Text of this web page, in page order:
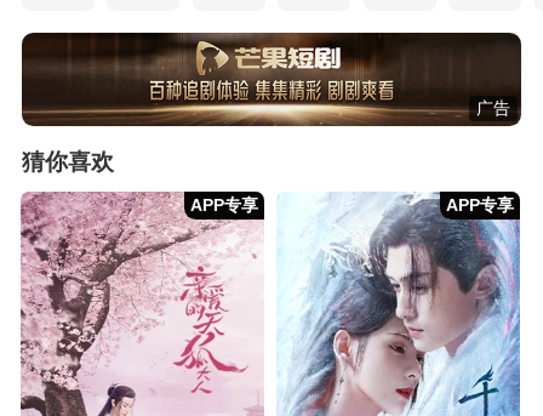
广告
猜你喜欢
APP专享 APP专享